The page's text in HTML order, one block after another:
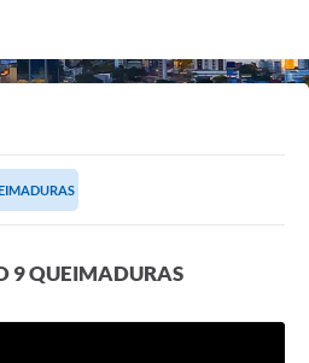
9 QUEIMADURAS